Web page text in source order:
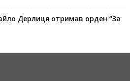
Дерлиця отримав орден “За